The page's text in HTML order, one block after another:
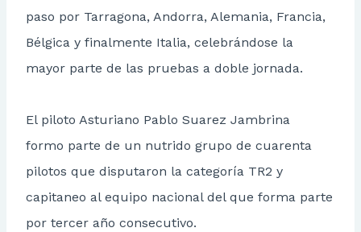
paso por Tarragona, Andorra, Alemania, Francia,
Bélgica y finalmente Italia, celebrándose la
mayor parte de las pruebas a doble jornada.
El piloto Asturiano Pablo Suarez Jambrina
formo parte de un nutrido grupo de cuarenta
pilotos que disputaron la categoría TR2 y
capitaneo al equipo nacional del que forma parte
por tercer año consecutivo.